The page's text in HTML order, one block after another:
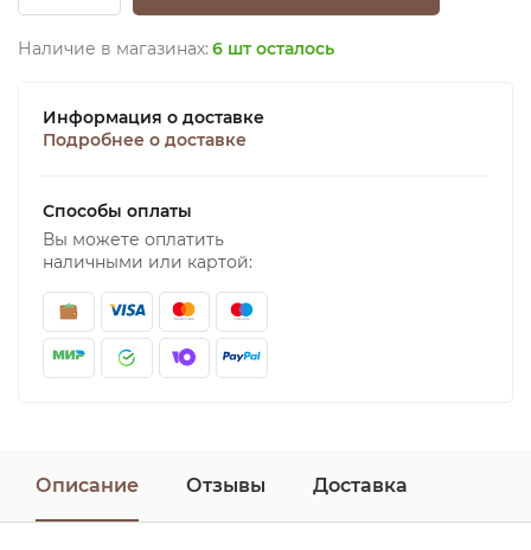
Наличие в магазинах: 6 шт осталось
Информация о доставке
Подробнее о доставке
Способы оплаты
Вы можете оплатить
наличными или картой:
Описание Отзывы Доставка